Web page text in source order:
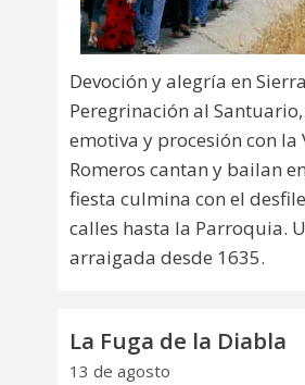
Devoción y alegría en
Peregrinación al
emotiva y procesión con la
Romeros cantan y bailan
fiesta culmina con el
calles hasta la Parroquia.
arraigada desde 1635.
La Fuga de la Diabla
13 de agosto